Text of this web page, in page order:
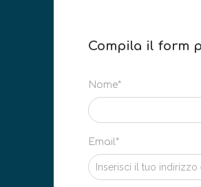
Compila il form
Nome*
Email*